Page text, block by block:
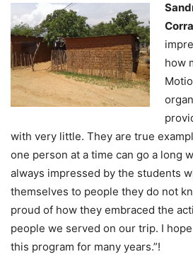
how
with very little. They are true
one person at a time can go a long
always impressed by the students
themselves to people they do not
proud of how they embraced the
people we served on our trip. I
this program for many years.”!